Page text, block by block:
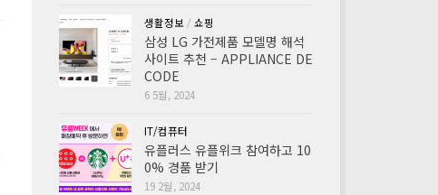
생활정보 / 쇼핑
삼성 LG 가전제품 모델명 해석
사이트 추천 – APPLIANCE DE
CODE
6 5월, 2024
IT/컴퓨터
유플러스 유플위크 참여하고 10
0% 경품 받기
19 2월, 2024